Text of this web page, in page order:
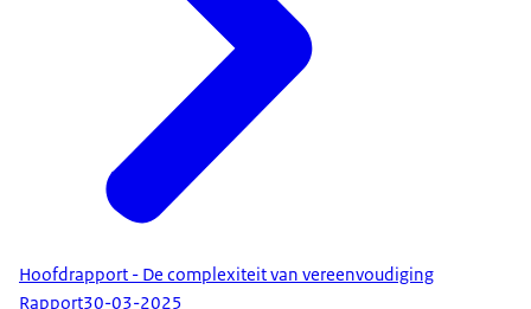
Hoofdrapport - De complexiteit van vereenvoudiging
Rapport30-03-2025